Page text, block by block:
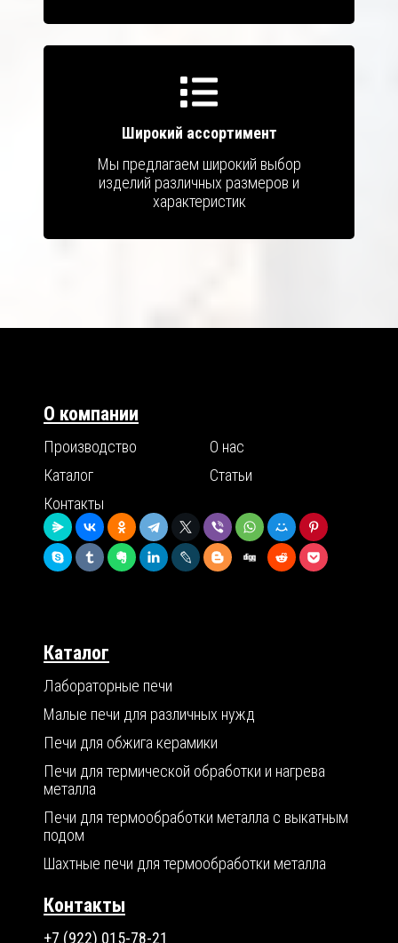
Широкий ассортимент
Мы предлагаем широкий выбор
изделий различных размеров и
характеристик
О компании
Производство
О нас
Каталог
Статьи
Контакты
Каталог
Лабораторные печи
Малые печи для различных нужд
Печи для обжига керамики
Печи для термической обработки и нагрева
металла
Печи для термообработки металла с выкатным
подом
Шахтные печи для термообработки металла
Контакты
+7 (922) 015-78-21